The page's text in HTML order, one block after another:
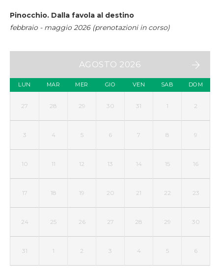
Pinocchio. Dalla favola al destino
febbraio - maggio 2026 (prenotazioni in corso)
AGOSTO 2026
LUN MAR MER GIO VEN SAB DOM
27 28 29 30 31 1 2
3 4 5 6 7 8 9
10 11 12 13 14 15 16
17 18 19 20 21 22 23
24 25 26 27 28 29 30
31 1 2 3 4 5 6